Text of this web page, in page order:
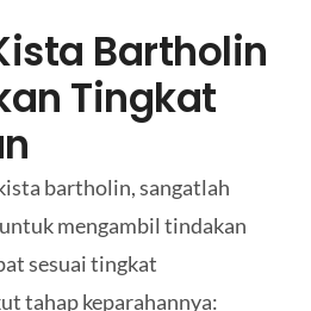
Bartholin
Tingkat
bartholin, sangatlah
mengambil tindakan
sesuai tingkat
tahap keparahannya: